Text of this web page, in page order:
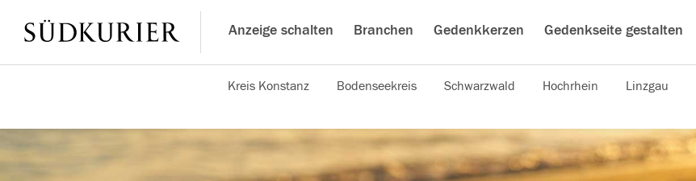
Anzeige schalten Branchen Gedenkkerzen Gedenkseite gestalten
Kreis Konstanz Bodenseekreis Schwarzwald Hochrhein Linzgau